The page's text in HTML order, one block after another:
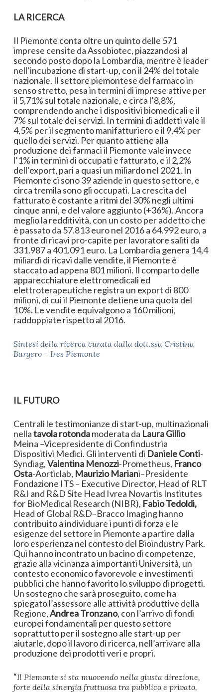
LA RICERCA
Il Piemonte conta oltre un quinto delle 571
imprese censite da Assobiotec, piazzandosi al
secondo posto dopo la Lombardia, mentre è leader
nell’incubazione di start-up, con il 24% del totale
nazionale. Il settore piemontese del farmaco in
senso stretto, pesa in termini di imprese attive per
il 5,71% sul totale nazionale, e circa l’8,8%,
comprendendo anche i dispositivi biomedicali e il
7% sul totale dei servizi. In termini di addetti vale il
4,5% per il segmento manifatturiero e il 9,4% per
quello dei servizi. Per quanto attiene alla
produzione dei farmaci il Piemonte vale invece
l’1% in termini di occupati e fatturato, e il 2,2%
dell’export, pari a quasi un miliardo nel 2021. In
Piemonte ci sono 39 aziende in questo settore, e
circa tremila sono gli occupati. La crescita del
fatturato è costante a ritmi del 30% negli ultimi
cinque anni, e del valore aggiunto (+36%). Ancora
meglio la redditività, con un costo per addetto che
è passato da 57.813 euro nel 2016 a 64.992 euro, a
fronte di ricavi pro-capite per lavoratore saliti da
331.987 a 401.091 euro. La Lombardia genera 14,4
miliardi di ricavi dalle vendite, il Piemonte è
staccato ad appena 801 milioni. Il comparto delle
apparecchiature elettromedicali ed
elettroterapeutiche registra un export di 800
milioni, di cui il Piemonte detiene una quota del
10%. Le vendite equivalgono a 160 milioni,
raddoppiate rispetto al 2016.
Sintesi della ricerca curata dalla dott.ssa Cristina
Bargero – Ires Piemonte
IL FUTURO
Centrali le testimonianze di start-up, multinazionali
nellatavola rotondamoderata da Laura Gillio
Meina –Vicepresidente di Confindustria
Dispositivi Medici. Gli interventi di Daniele Conti-
Syndiag,Valentina Menozzi-Prometheus, Franco
Osta-Aorticlab, Maurizio Mariani–Presidente
Fondazione ITS – Executive Director, Head of RLT
R&I and R&D Site Head Ivrea Novartis Institutes
for BioMedical Research (NIBR), Fabio Tedoldi,
Head of Global R&D–Bracco Imaging hanno
contribuito a individuare i punti di forza e le
esigenze del settore in Piemonte a partire dalla
loro esperienza nel contesto del Bioindustry Park.
Qui hanno incontrato un bacino di competenze,
grazie alla vicinanza a importanti Università, un
contesto economico favorevole e investimenti
pubblici che hanno favorito lo sviluppo di progetti.
Un sostegno che sarà proseguito, come ha
spiegato l’assessore alle attività produttive della
Regione,Andrea Tronzano, con l’arrivo di fondi
europei fondamentali per questo settore
soprattutto per il sostegno alle start-up per
aiutarle, dopo il lavoro di ricerca, nell’arrivare alla
produzione dei prodotti veri e propri.
“Il Piemonte si sta muovendo nella giusta direzione,
forte della sinergia fruttuosa tra pubblico e privato,